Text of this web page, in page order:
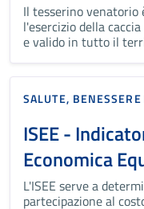
Il tesserino venatorio
l'esercizio della
e valido in tutto il
SALUTE,
ISEE -
Economica
L'ISEE serve a
partecipazione al